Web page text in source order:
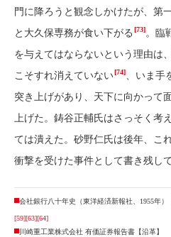
門に降ろうと観念しかけたが、第
と大久保専務が食い下がる [73]。臨
を与えてはならないという理由は
こそすれ消えていない [74]、いま手
突き上げがあり、天下に向かって
上げた。鋳谷正輔氏はさっそく考
ては潰えた。砂野仁氏は後年、こ
衝撃を受けた事件として書き残し
会社銀行八十年史（東洋経済新報社、1955年）
[59][63][64]
川崎重工業株式会社 有価証券報告書【沿革】